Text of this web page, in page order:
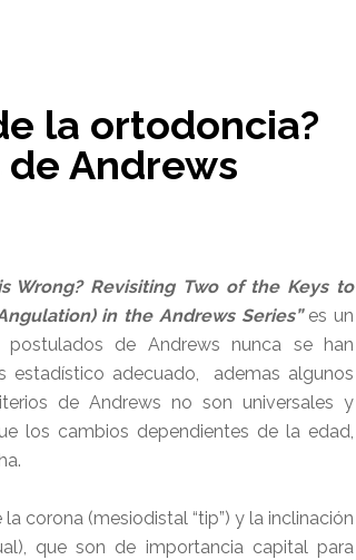
por
Andrews,
artículo
(1972)
la ortodoncia?
Andrews
Wrong? Revisiting Two of the Keys to
in the Andrews Series” es un
de Andrews nunca se han
estadístico adecuado, ademas algunos
de Andrews no son universales y
los cambios dependientes de la edad,
corona (mesiodistal “tip”) y la inclinación
que son de importancia capital para